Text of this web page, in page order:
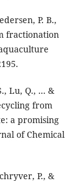
P. B.,
fractionation
Lu, Q., ... &
from
a promising
of Chemical
P., &